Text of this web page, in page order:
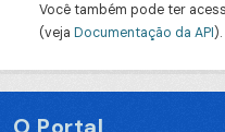
Você também pode ter
(veja Documentação da API).